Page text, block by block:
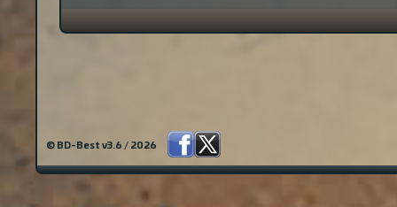
© BD-Best v3.6 / 2026